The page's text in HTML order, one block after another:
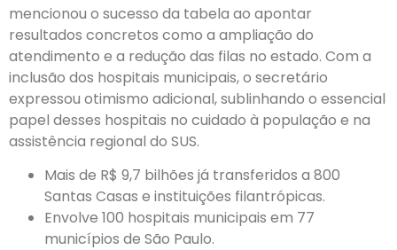
mencionou o sucesso da tabela ao apontar
resultados concretos como a ampliação do
atendimento e a redução das filas no estado. Com a
inclusão dos hospitais municipais, o secretário
expressou otimismo adicional, sublinhando o essencial
papel desses hospitais no cuidado à população e na
assistência regional do SUS.
Mais de R$ 9,7 bilhões já transferidos a 800
Santas Casas e instituições filantrópicas.
Envolve 100 hospitais municipais em 77
municípios de São Paulo.